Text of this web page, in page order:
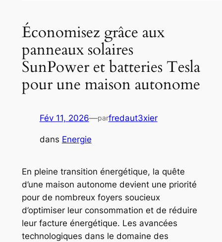
Économisez grâce aux
panneaux solaires
SunPower et batteries Tesla
pour une maison autonome
Fév 11, 2026—parfredaut3xier
dans Energie
En pleine transition énergétique, la quête
d’une maison autonome devient une priorité
pour de nombreux foyers soucieux
d’optimiser leur consommation et de réduire
leur facture énergétique. Les avancées
technologiques dans le domaine des